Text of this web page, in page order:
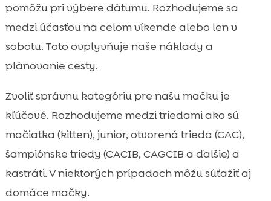
pomôžu pri výbere dátumu. Rozhodujeme sa
medzi účasťou na celom víkende alebo len v
sobotu. Toto ovplyvňuje naše náklady a
plánovanie cesty.
Zvoliť správnu kategóriu pre našu mačku je
kľúčové. Rozhodujeme medzi triedami ako sú
mačiatka (kitten), junior, otvorená trieda (CAC),
šampiónske triedy (CACIB, CAGCIB a ďalšie) a
kastráti. V niektorých prípadoch môžu súťažiť aj
domáce mačky.